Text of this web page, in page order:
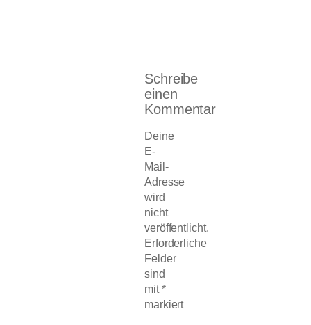
Schreibe
einen
Kommentar
Deine
E-
Mail-
Adresse
wird
nicht
veröffentlicht.
Erforderliche
Felder
sind
mit*
markiert